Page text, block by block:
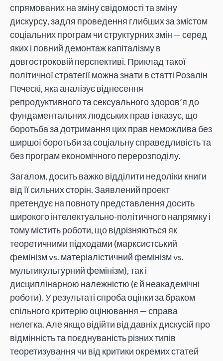
спрямованих на зміну свідомості та зміну
дискурсу, задля проведення глибших за змістом
соціальних програм чи структурних змін — серед
яких і повний демонтаж капіталізму в
довгостроковій перспективі. Приклад такої
політичної стратегії можна знати в статті Розалін
Печескі, яка аналізує віднесення
репродуктивного та сексуального здоров’я до
фундаментальних людських прав і вказує, що
боротьба за дотримання цих прав неможлива без
ширшої боротьби за соціальну справедливість та
без програм економічного перерозподілу.
Загалом, досить важко відділити недоліки книги
від її сильних сторін. Заявлений проект
претендує на повноту представлення досить
широкого інтелектуально-політичного напрямку і
тому містить роботи, що відрізняються як
теоретичними підходами (марксистський
фемінізм vs. матеріалістичний фемінізм vs.
мультикультурний фемінізм), так і
дисциплінарною належністю (є й неакадемічні
роботи). У результаті спроба оцінки за браком
спільного критерію оцінювання — справа
нелегка. Але якщо відійти від давніх дискусій про
відмінність та поєднуваність різних типів
теоретизування чи від критики окремих статей